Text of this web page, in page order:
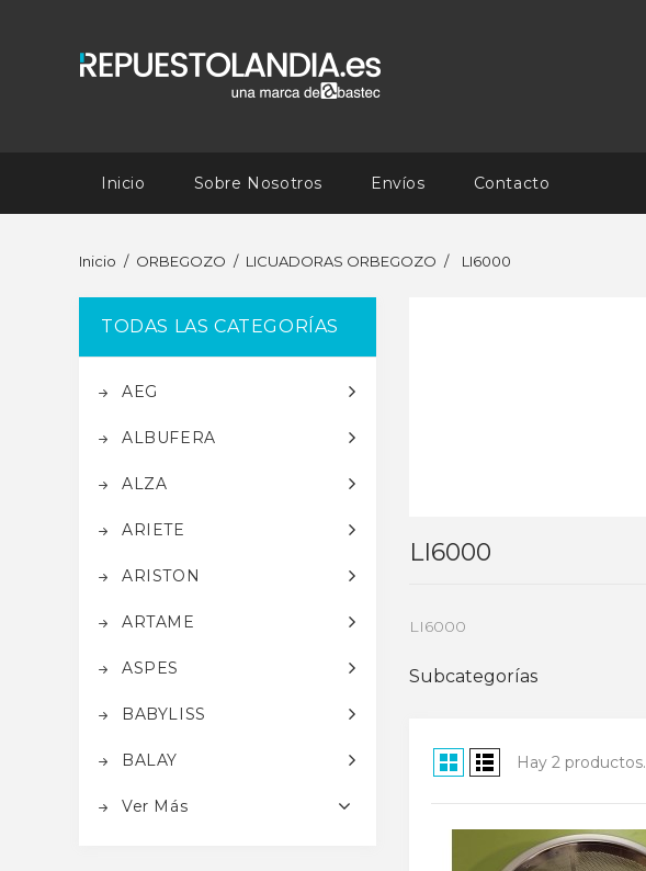
Inicio Sobre Nosotros Envíos Contacto
Inicio ORBEGOZO LICUADORAS ORBEGOZO LI6000
TODAS LAS CATEGORÍAS
AEG
ALBUFERA
ALZA
ARIETE
ARISTON
ARTAME
ASPES
BABYLISS
BALAY
Ver Más
LI6000
LI6000
Subcategorías
Hay 2 productos.